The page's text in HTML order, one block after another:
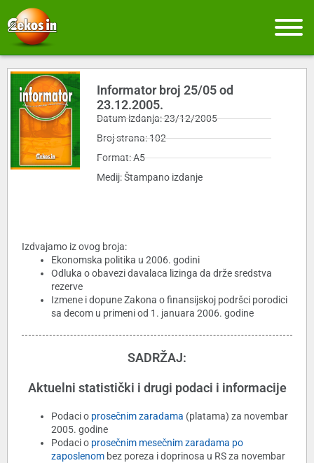
Informator broj 25/05 od
23.12.2005.
Datum izdanja: 23/12/2005
Broj strana: 102
Format: A5
Medij: Štampano izdanje
Izdvajamo iz ovog broja:
Ekonomska politika u 2006. godini
Odluka o obavezi davalaca lizinga da drže sredstva
rezerve
Izmene i dopune Zakona o finansijskoj podršci porodici
sa decom u primeni od 1. januara 2006. godine
SADRŽAJ:
Aktuelni statistički i drugi podaci i informacije
Podaci o prosečnim zaradama (platama) za novembar
2005. godine
Podaci o prosečnim mesečnim zaradama po
zaposlenom bez poreza i doprinosa u RS za novembar